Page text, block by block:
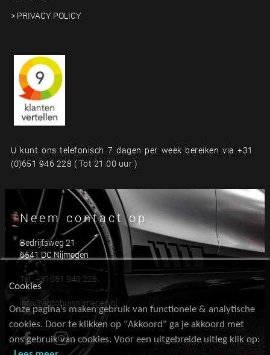
> PRIVACY POLICY
U kunt ons telefonisch 7 dagen per week bereiken via +31
(0)651 946 228 ( Tot 21.00 uur )
Neem contact op
Bedrijfsweg 21
6541 DC Nijmegen
Tel.: +31651 946 228
info@autohuisnijmegen.nl
Cookies
Onze pagina’s maken gebruik van functionele & analytische
cookies. Door te klikken op "Akkoord" ga je akkoord met
ons gebruik van cookies. Voor een uitgebreide uitleg klik op: